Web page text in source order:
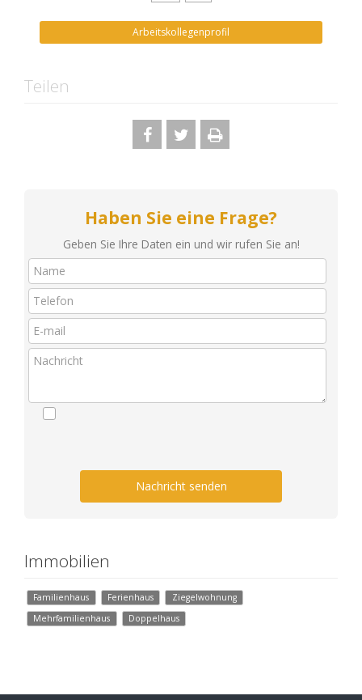
Arbeitskollegenprofil
Teilen
Haben Sie eine Frage?
Geben Sie Ihre Daten ein und wir rufen Sie an!
Nachricht senden
Immobilien
Familienhaus Ferienhaus
Ziegelwohnung
Mehrfamilienhaus
Doppelhaus